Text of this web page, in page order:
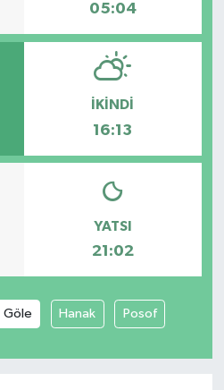
05:04
İKINDI
16:13
YATSI
21:02
Göle Hanak Posof